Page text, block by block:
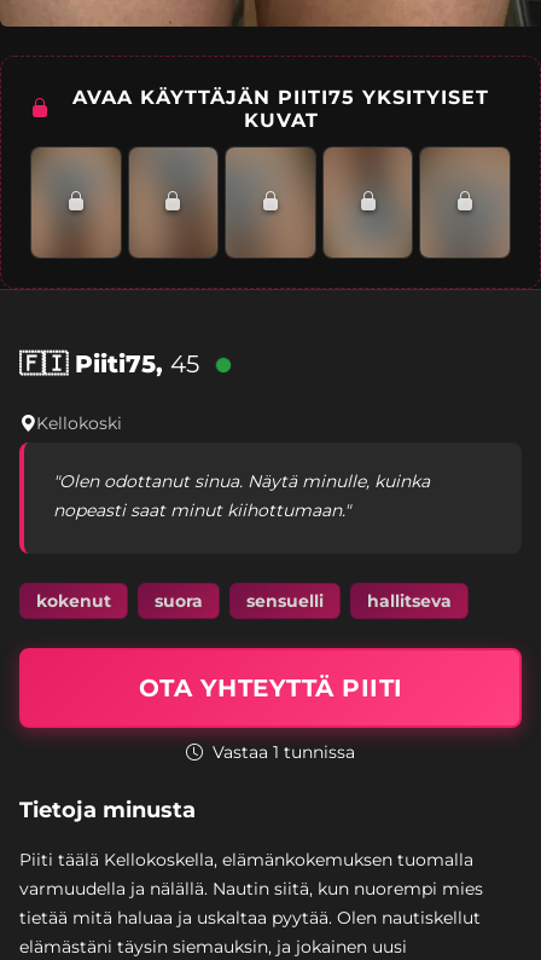
AVAA KÄYTTÄJÄN PIITI75 YKSITYISET
KUVAT
🇫🇮Piiti75, 45
Kellokoski
"Olen odottanut sinua. Näytä minulle, kuinka
nopeasti saat minut kiihottumaan."
kokenut suora sensuelli hallitseva
OTA YHTEYTTÄ PIITI
Vastaa 1 tunnissa
Tietoja minusta
Piiti täälä Kellokoskella, elämänkokemuksen tuomalla
varmuudella ja nälällä. Nautin siitä, kun nuorempi mies
tietää mitä haluaa ja uskaltaa pyytää. Olen nautiskellut
elämästäni täysin siemauksin, ja jokainen uusi